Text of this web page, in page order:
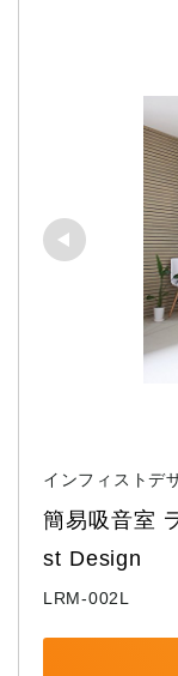
インフィストデ
簡易吸音室
st Design
LRM-002L